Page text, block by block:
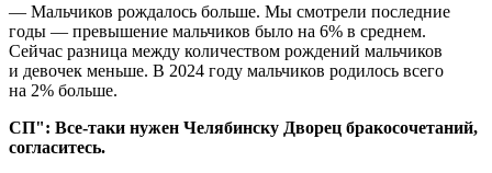
— Мальчиков рождалось больше. Мы смотрели последние
годы — превышение мальчиков было на 6% в среднем.
Сейчас разница между количеством рождений мальчиков
и девочек меньше. В 2024 году мальчиков родилось всего
на 2% больше.
СП": Все-таки нужен Челябинску Дворец бракосочетаний,
согласитесь.